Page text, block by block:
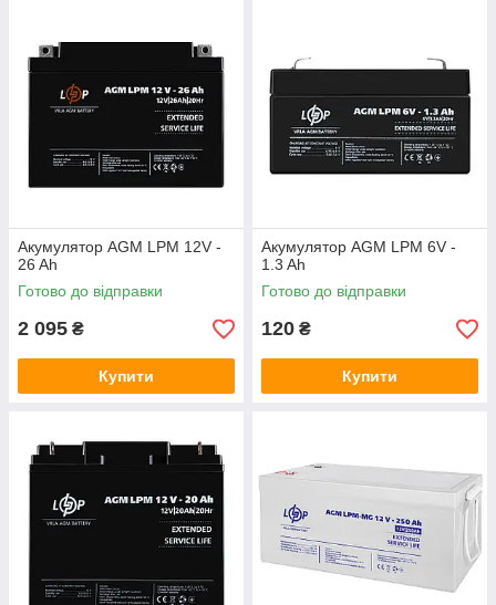
Акумулятор AGM LPM 12V -
26 Ah
Готово до відправки
2 095 ₴
Купити
Акумулятор AGM LPM 6V -
1.3 Ah
Готово до відправки
120 ₴
Купити